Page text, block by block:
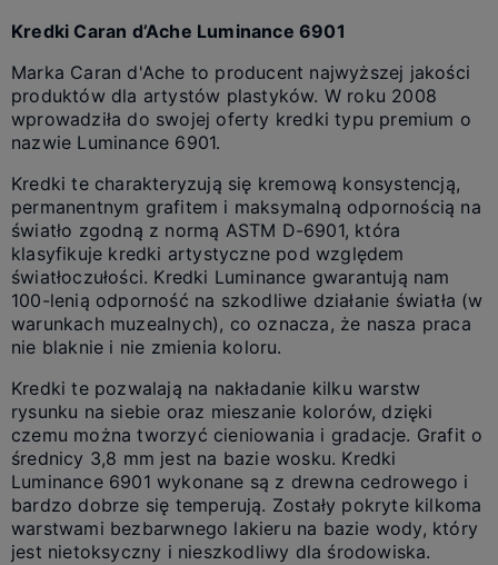
Kredki Caran d’Ache Luminance 6901
Marka Caran d'Ache to producent najwyższej jakości
produktów dla artystów plastyków. W roku 2008
wprowadziła do swojej oferty kredki typu premium o
nazwie Luminance 6901.
Kredki te charakteryzują się kremową konsystencją,
permanentnym grafitem i maksymalną odpornością na
światło zgodną z normą ASTM D-6901, która
klasyfikuje kredki artystyczne pod względem
światłoczułości. Kredki Luminance gwarantują nam
100-lenią odporność na szkodliwe działanie światła (w
warunkach muzealnych), co oznacza, że nasza praca
nie blaknie i nie zmienia koloru.
Kredki te pozwalają na nakładanie kilku warstw
rysunku na siebie oraz mieszanie kolorów, dzięki
czemu można tworzyć cieniowania i gradacje. Grafit o
średnicy 3,8 mm jest na bazie wosku. Kredki
Luminance 6901 wykonane są z drewna cedrowego i
bardzo dobrze się temperują. Zostały pokryte kilkoma
warstwami bezbarwnego lakieru na bazie wody, który
jest nietoksyczny i nieszkodliwy dla środowiska.